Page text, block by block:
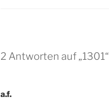
2 Antworten auf „1301“
a.f.